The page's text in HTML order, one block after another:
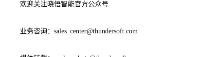
欢迎关注晓悟智能官方公众号
业务咨询：sales_center@thundersoft.com